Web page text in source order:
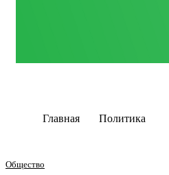
Главная Политика
Общество